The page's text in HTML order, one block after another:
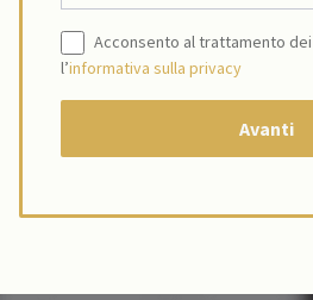
Acconsento al trattamento
l’informativa sulla privacy